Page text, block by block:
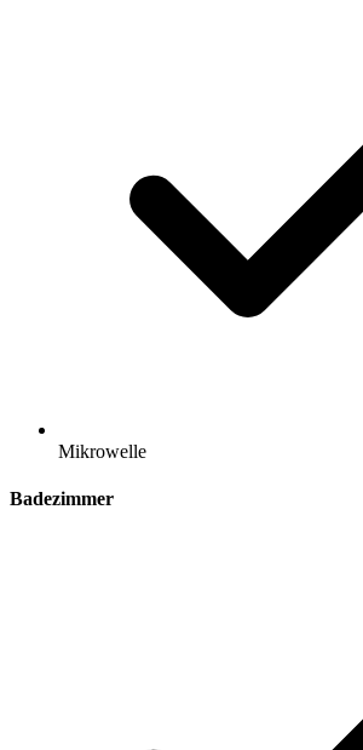
Mikrowelle
Badezimmer